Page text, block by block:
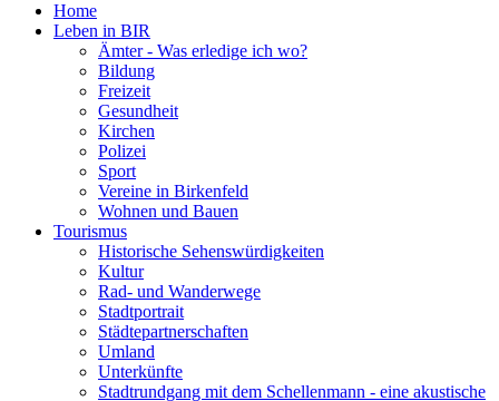
Home
Leben in BIR
Ämter - Was erledige ich wo?
Bildung
Freizeit
Gesundheit
Kirchen
Polizei
Sport
Vereine in Birkenfeld
Wohnen und Bauen
Tourismus
Historische Sehenswürdigkeiten
Kultur
Rad- und Wanderwege
Stadtportrait
Städtepartnerschaften
Umland
Unterkünfte
Stadtrundgang mit dem Schellenmann - eine akustische